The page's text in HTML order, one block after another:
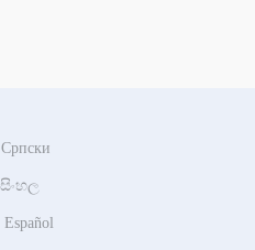
Српски
සිංහල
Español